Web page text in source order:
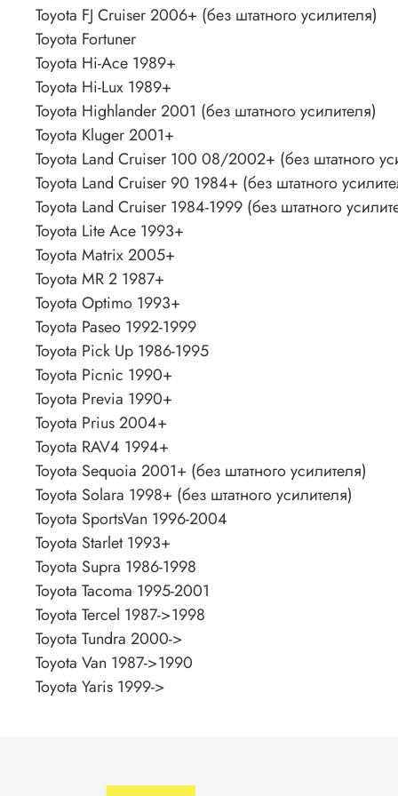
Toyota FJ Cruiser 2006+ (без штатного усилителя)
Toyota Fortuner
Toyota Hi-Ace 1989+
Toyota Hi-Lux 1989+
Toyota Highlander 2001 (без штатного усилителя)
Toyota Kluger 2001+
Toyota Land Cruiser 100 08/2002+ (без штатного
Toyota Land Cruiser 90 1984+ (без штатного
Toyota Land Cruiser 1984-1999 (без штатного
Toyota Lite Ace 1993+
Toyota Matrix 2005+
Toyota MR 2 1987+
Toyota Optimo 1993+
Toyota Paseo 1992-1999
Toyota Pick Up 1986-1995
Toyota Picnic 1990+
Toyota Previa 1990+
Toyota Prius 2004+
Toyota RAV4 1994+
Toyota Sequoia 2001+ (без штатного усилителя)
Toyota Solara 1998+ (без штатного усилителя)
Toyota SportsVan 1996-2004
Toyota Starlet 1993+
Toyota Supra 1986-1998
Toyota Tacoma 1995-2001
Toyota Tercel 1987->1998
Toyota Tundra 2000->
Toyota Van 1987->1990
Toyota Yaris 1999->